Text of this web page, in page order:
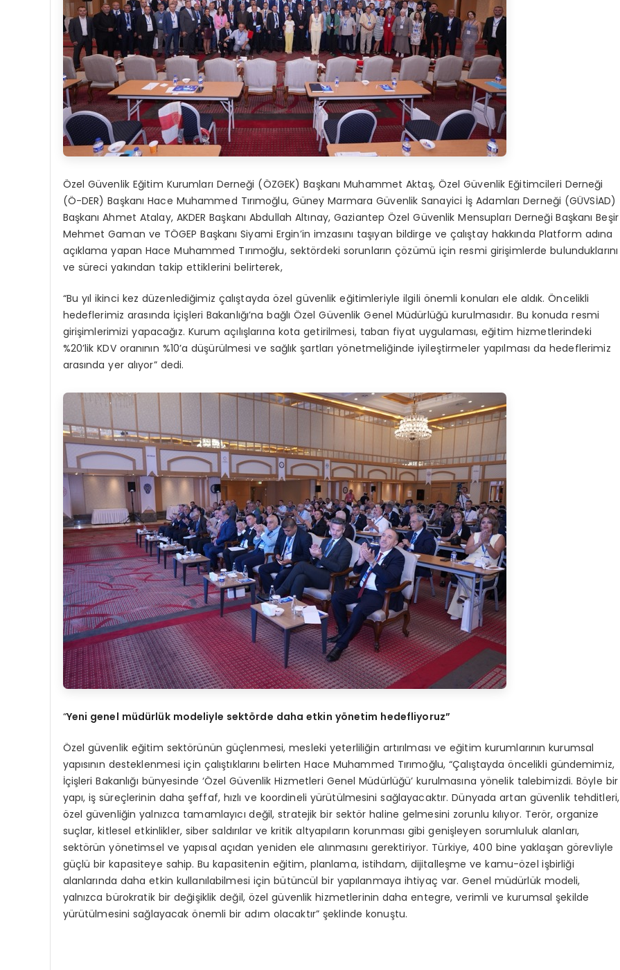
Özel Güvenlik Eğitim Kurumları Derneği (ÖZGEK) Başkanı Muhammet Aktaş, Özel Güvenlik Eğitimcileri Derneği
(Ö-DER) Başkanı Hace Muhammed Tırımoğlu, Güney Marmara Güvenlik Sanayici İş Adamları Derneği (GÜVSİAD)
Başkanı Ahmet Atalay, AKDER Başkanı Abdullah Altınay, Gaziantep Özel Güvenlik Mensupları Derneği Başkanı Beşir
Mehmet Gaman ve TÖGEP Başkanı Siyami Ergin’in imzasını taşıyan bildirge ve çalıştay hakkında Platform adına
açıklama yapan Hace Muhammed Tırımoğlu, sektördeki sorunların çözümü için resmi girişimlerde bulunduklarını
ve süreci yakından takip ettiklerini belirterek,
“Bu yıl ikinci kez düzenlediğimiz çalıştayda özel güvenlik eğitimleriyle ilgili önemli konuları ele aldık. Öncelikli
hedeflerimiz arasında İçişleri Bakanlığı’na bağlı Özel Güvenlik Genel Müdürlüğü kurulmasıdır. Bu konuda resmi
girişimlerimizi yapacağız. Kurum açılışlarına kota getirilmesi, taban fiyat uygulaması, eğitim hizmetlerindeki
%20’lik KDV oranının %10’a düşürülmesi ve sağlık şartları yönetmeliğinde iyileştirmeler yapılması da hedeflerimiz
arasında yer alıyor” dedi.
“Yeni genel müdürlük modeliyle sektörde daha etkin yönetim hedefliyoruz”
Özel güvenlik eğitim sektörünün güçlenmesi, mesleki yeterliliğin artırılması ve eğitim kurumlarının kurumsal
yapısının desteklenmesi için çalıştıklarını belirten Hace Muhammed Tırımoğlu, “Çalıştayda öncelikli gündemimiz,
İçişleri Bakanlığı bünyesinde ‘Özel Güvenlik Hizmetleri Genel Müdürlüğü’ kurulmasına yönelik talebimizdi. Böyle bir
yapı, iş süreçlerinin daha şeffaf, hızlı ve koordineli yürütülmesini sağlayacaktır. Dünyada artan güvenlik tehditleri,
özel güvenliğin yalnızca tamamlayıcı değil, stratejik bir sektör haline gelmesini zorunlu kılıyor. Terör, organize
suçlar, kitlesel etkinlikler, siber saldırılar ve kritik altyapıların korunması gibi genişleyen sorumluluk alanları,
sektörün yönetimsel ve yapısal açıdan yeniden ele alınmasını gerektiriyor. Türkiye, 400 bine yaklaşan görevliyle
güçlü bir kapasiteye sahip. Bu kapasitenin eğitim, planlama, istihdam, dijitalleşme ve kamu-özel işbirliği
alanlarında daha etkin kullanılabilmesi için bütüncül bir yapılanmaya ihtiyaç var. Genel müdürlük modeli,
yalnızca bürokratik bir değişiklik değil, özel güvenlik hizmetlerinin daha entegre, verimli ve kurumsal şekilde
yürütülmesini sağlayacak önemli bir adım olacaktır” şeklinde konuştu.